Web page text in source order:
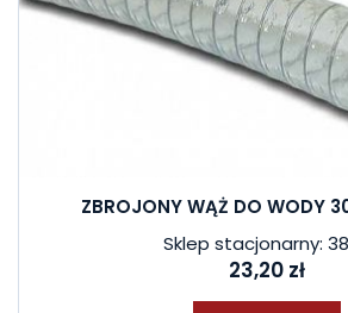
ZBROJONY WĄŻ DO WODY
Sklep stacjonarny:
23,20 zł